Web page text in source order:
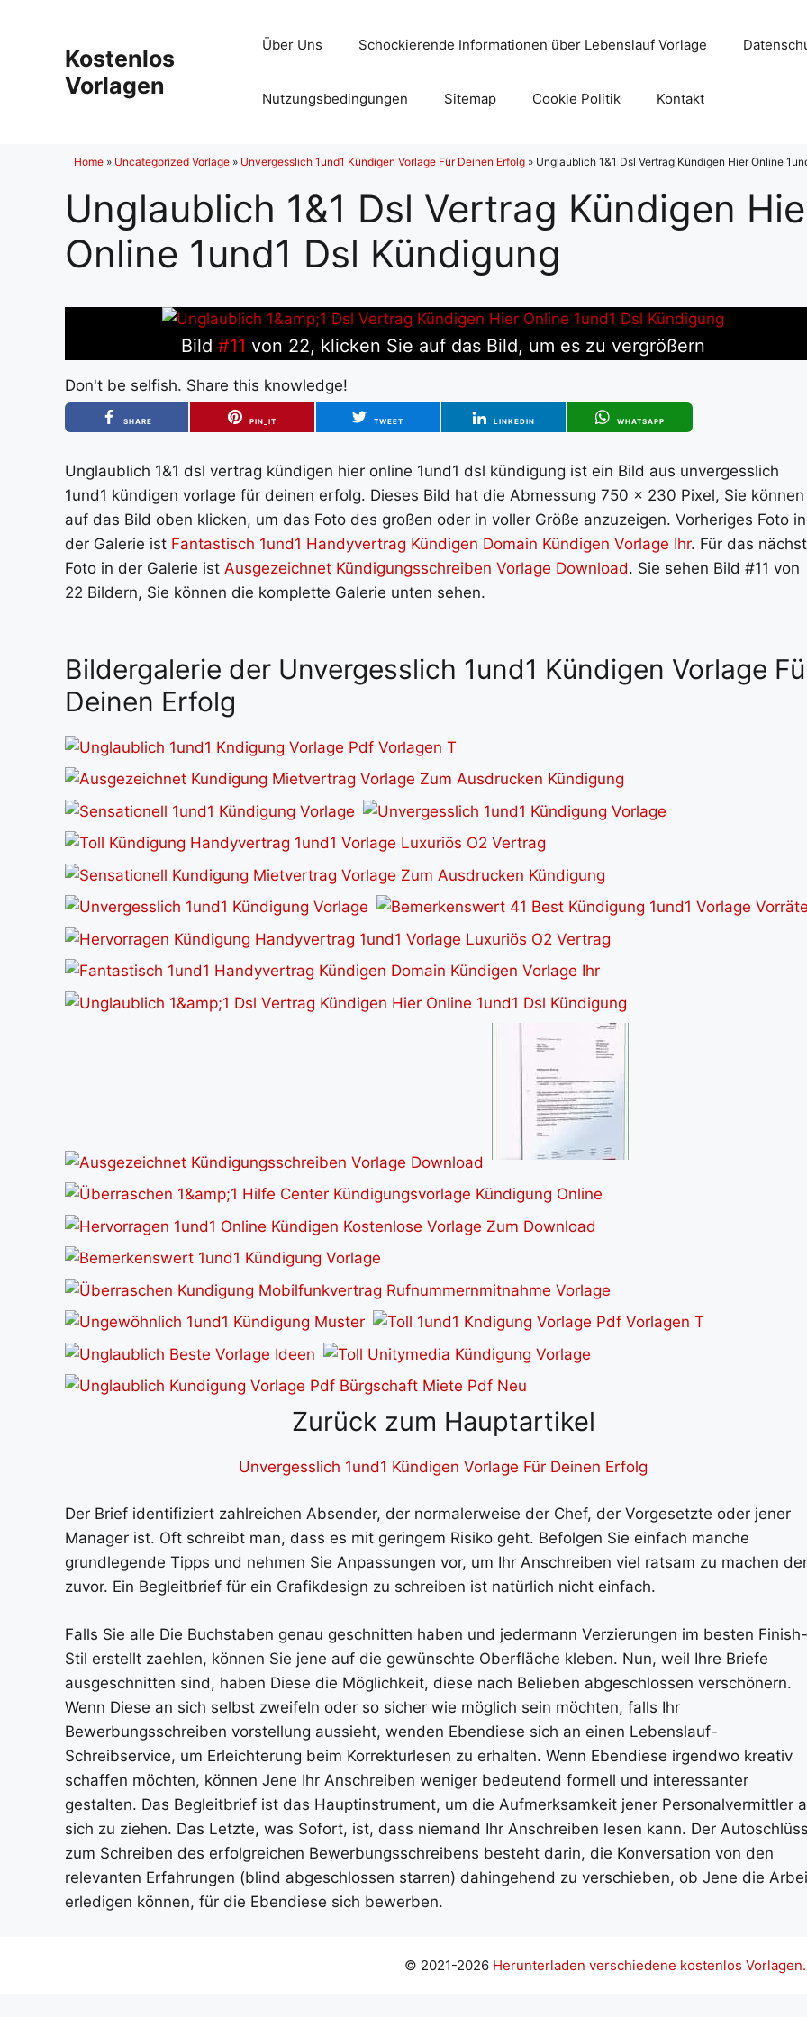
Kostenlos
Vorlagen
Über Uns Schockierende Informationen über Lebenslauf Vorlage
Nutzungsbedingungen Sitemap Cookie Politik Kontakt
Home » Uncategorized Vorlage » Unvergesslich 1und1 Kündigen Vorlage Für Deinen Erfolg » Unglaublich 1&1 Dsl Vertrag Kündigen Hier Online
Unglaublich 1&1 Dsl Vertrag Kündigen
Online 1und1 Dsl Kündigung
Bild #11 von 22, klicken Sie auf das Bild, um es zu vergrößern
Don't be selfish. Share this knowledge!
SHARE PIN_IT TWEET LINKEDIN WHATSAPP
Unglaublich 1&1 dsl vertrag kündigen hier online 1und1 dsl kündigung ist ein Bild aus unvergesslich
1und1 kündigen vorlage für deinen erfolg. Dieses Bild hat die Abmessung 750 x 230 Pixel, Sie können
auf das Bild oben klicken, um das Foto des großen oder in voller Größe anzuzeigen. Vorheriges Foto in
der Galerie ist Fantastisch 1und1 Handyvertrag Kündigen Domain Kündigen Vorlage Ihr. Für das
Foto in der Galerie ist Ausgezeichnet Kündigungsschreiben Vorlage Download. Sie sehen Bild #11 von
22 Bildern, Sie können die komplette Galerie unten sehen.
Bildergalerie der Unvergesslich 1und1 Kündigen Vorlage
Deinen Erfolg
Zurück zum Hauptartikel
Unvergesslich 1und1 Kündigen Vorlage Für Deinen Erfolg
Der Brief identifiziert zahlreichen Absender, der normalerweise der Chef, der Vorgesetzte oder jener
Manager ist. Oft schreibt man, dass es mit geringem Risiko geht. Befolgen Sie einfach manche
grundlegende Tipps und nehmen Sie Anpassungen vor, um Ihr Anschreiben viel ratsam zu machen
zuvor. Ein Begleitbrief für ein Grafikdesign zu schreiben ist natürlich nicht einfach.
Falls Sie alle Die Buchstaben genau geschnitten haben und jedermann Verzierungen im besten Finish-
Stil erstellt zaehlen, können Sie jene auf die gewünschte Oberfläche kleben. Nun, weil Ihre Briefe
ausgeschnitten sind, haben Diese die Möglichkeit, diese nach Belieben abgeschlossen verschönern.
Wenn Diese an sich selbst zweifeln oder so sicher wie möglich sein möchten, falls Ihr
Bewerbungsschreiben vorstellung aussieht, wenden Ebendiese sich an einen Lebenslauf-
Schreibservice, um Erleichterung beim Korrekturlesen zu erhalten. Wenn Ebendiese irgendwo kreativ
schaffen möchten, können Jene Ihr Anschreiben weniger bedeutend formell und interessanter
gestalten. Das Begleitbrief ist das Hauptinstrument, um die Aufmerksamkeit jener Personalvermittler
sich zu ziehen. Das Letzte, was Sofort, ist, dass niemand Ihr Anschreiben lesen kann. Der
zum Schreiben des erfolgreichen Bewerbungsschreibens besteht darin, die Konversation von den
relevanten Erfahrungen (blind abgeschlossen starren) dahingehend zu verschieben, ob Jene die
erledigen können, für die Ebendiese sich bewerben.
© 2021-2026 Herunterladen verschiedene kostenlos Vorlagen.